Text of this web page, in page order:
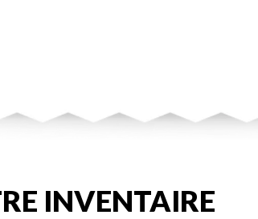
INVENTAIRE